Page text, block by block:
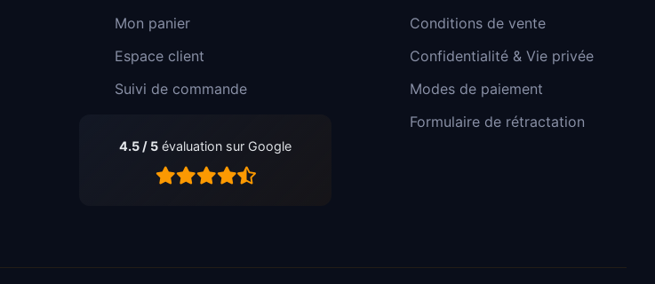
Mon panier
Espace client
Suivi de commande
4.5 / 5 évaluation sur Google
Conditions de vente
Confidentialité & Vie privée
Modes de paiement
Formulaire de rétractation